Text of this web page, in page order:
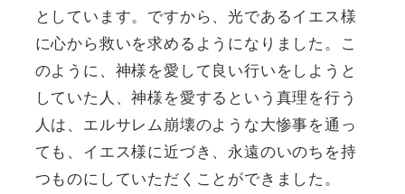
としています。ですから、光であるイエス様
に心から救いを求めるようになりました。こ
のように、神様を愛して良い行いをしようと
していた人、神様を愛するという真理を行う
人は、エルサレム崩壊のような大惨事を通っ
ても、イエス様に近づき、永遠のいのちを持
つものにしていただくことができました。